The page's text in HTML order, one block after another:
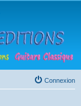
Connexion